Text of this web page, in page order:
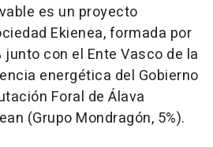
es un proyecto
Ekienea, formada por
junto con el Ente Vasco de la
energética del Gobierno
Foral de Álava
(Grupo Mondragón, 5%).